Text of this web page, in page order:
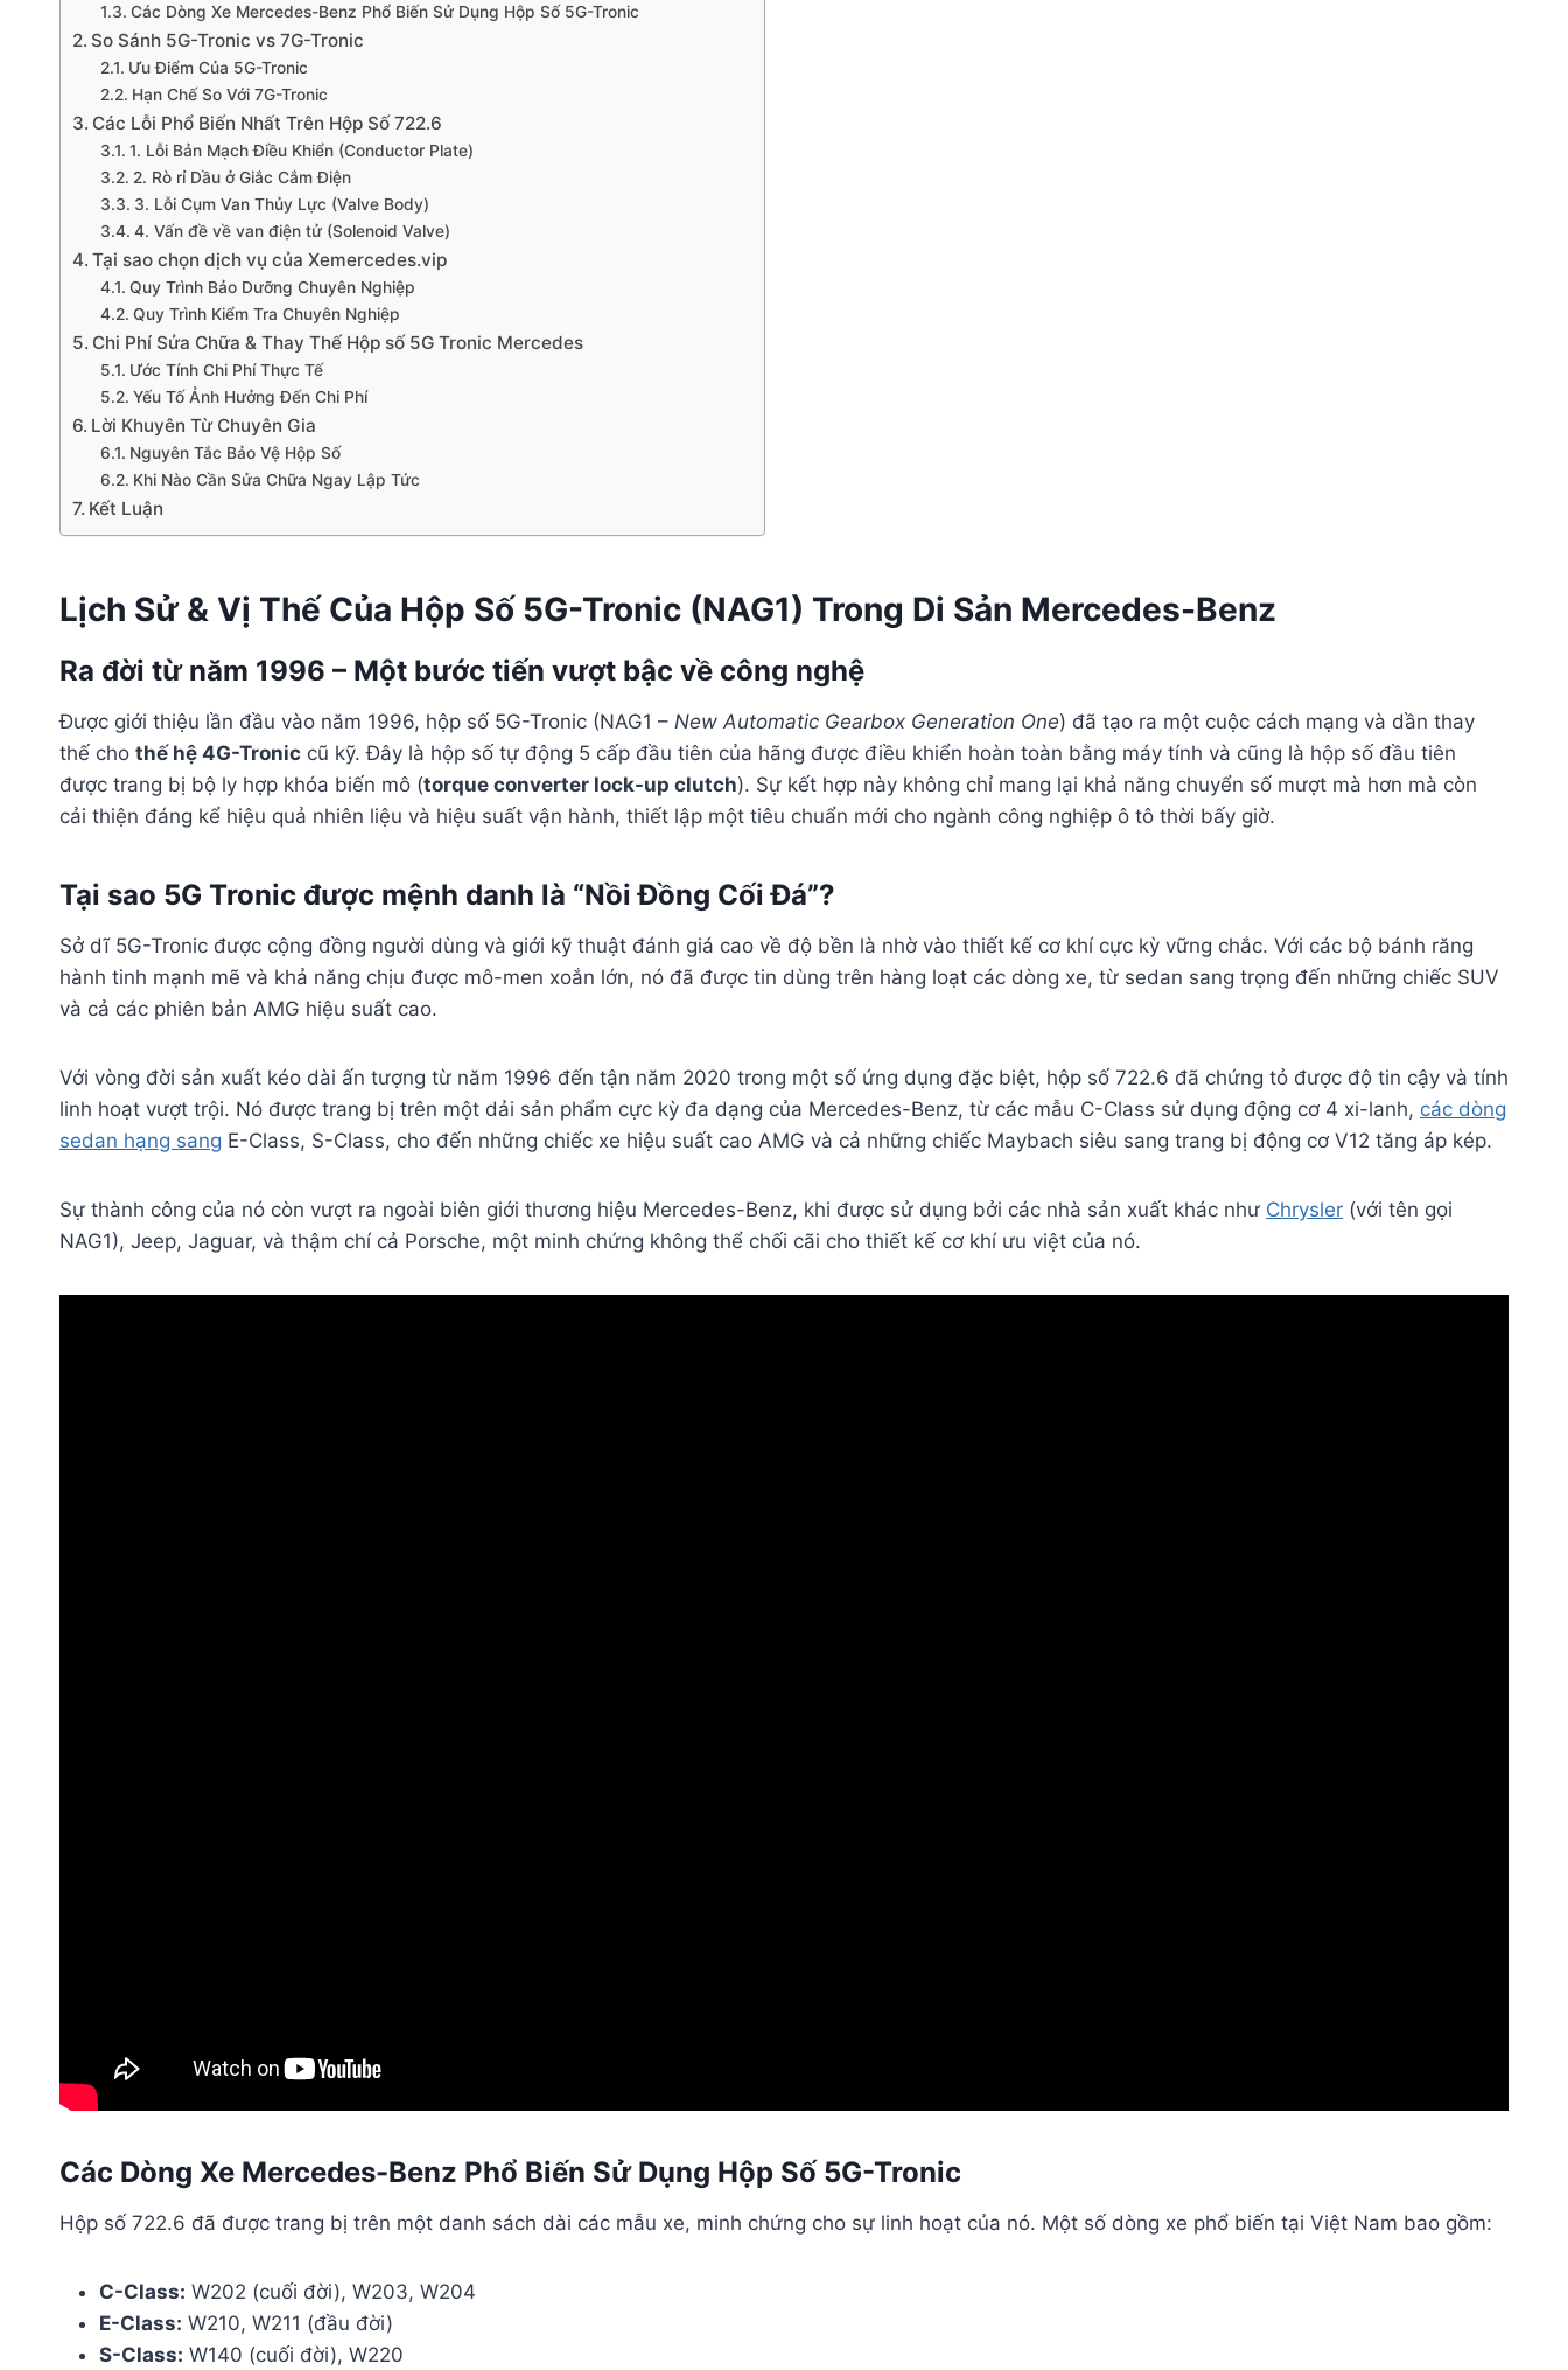
Các Dòng Xe Mercedes-Benz Phổ Biến Sử Dụng Hộp Số 5G-Tronic
So Sánh 5G-Tronic vs 7G-Tronic
Ưu Điểm Của 5G-Tronic
Hạn Chế So Với 7G-Tronic
Các Lỗi Phổ Biến Nhất Trên Hộp Số 722.6
1. Lỗi Bản Mạch Điều Khiển (Conductor Plate)
2. Rò rỉ Dầu ở Giắc Cắm Điện
3. Lỗi Cụm Van Thủy Lực (Valve Body)
4. Vấn đề về van điện tử (Solenoid Valve)
Tại sao chọn dịch vụ của Xemercedes.vip
Quy Trình Bảo Dưỡng Chuyên Nghiệp
Quy Trình Kiểm Tra Chuyên Nghiệp
Chi Phí Sửa Chữa & Thay Thế Hộp số 5G Tronic Mercedes
Ước Tính Chi Phí Thực Tế
Yếu Tố Ảnh Hưởng Đến Chi Phí
Lời Khuyên Từ Chuyên Gia
Nguyên Tắc Bảo Vệ Hộp Số
Khi Nào Cần Sửa Chữa Ngay Lập Tức
Kết Luận
Lịch Sử & Vị Thế Của Hộp Số 5G-Tronic (NAG1) Trong Di Sản Mercedes-Benz
Ra đời từ năm 1996 – Một bước tiến vượt bậc về công nghệ
Được giới thiệu lần đầu vào năm 1996, hộp số 5G-Tronic (NAG1 – New Automatic Gearbox Generation One) đã tạo ra một cuộc cách mạng và dần thay
thế cho thế hệ 4G-Tronic cũ kỹ. Đây là hộp số tự động 5 cấp đầu tiên của hãng được điều khiển hoàn toàn bằng máy tính và cũng là hộp số đầu tiên
được trang bị bộ ly hợp khóa biến mô (torque converter lock-up clutch). Sự kết hợp này không chỉ mang lại khả năng chuyển số mượt mà hơn mà còn
cải thiện đáng kể hiệu quả nhiên liệu và hiệu suất vận hành, thiết lập một tiêu chuẩn mới cho ngành công nghiệp ô tô thời bấy giờ.
Tại sao 5G Tronic được mệnh danh là “Nồi Đồng Cối Đá”?
Sở dĩ 5G-Tronic được cộng đồng người dùng và giới kỹ thuật đánh giá cao về độ bền là nhờ vào thiết kế cơ khí cực kỳ vững chắc. Với các bộ bánh răng
hành tinh mạnh mẽ và khả năng chịu được mô-men xoắn lớn, nó đã được tin dùng trên hàng loạt các dòng xe, từ sedan sang trọng đến những chiếc SUV
và cả các phiên bản AMG hiệu suất cao.
Với vòng đời sản xuất kéo dài ấn tượng từ năm 1996 đến tận năm 2020 trong một số ứng dụng đặc biệt, hộp số 722.6 đã chứng tỏ được độ tin cậy và tính
linh hoạt vượt trội. Nó được trang bị trên một dải sản phẩm cực kỳ đa dạng của Mercedes-Benz, từ các mẫu C-Class sử dụng động cơ 4 xi-lanh, các dòng
sedan hạng sang E-Class, S-Class, cho đến những chiếc xe hiệu suất cao AMG và cả những chiếc Maybach siêu sang trang bị động cơ V12 tăng áp kép.
Sự thành công của nó còn vượt ra ngoài biên giới thương hiệu Mercedes-Benz, khi được sử dụng bởi các nhà sản xuất khác như Chrysler (với tên gọi
NAG1), Jeep, Jaguar, và thậm chí cả Porsche, một minh chứng không thể chối cãi cho thiết kế cơ khí ưu việt của nó.
Các Dòng Xe Mercedes-Benz Phổ Biến Sử Dụng Hộp Số 5G-Tronic
Hộp số 722.6 đã được trang bị trên một danh sách dài các mẫu xe, minh chứng cho sự linh hoạt của nó. Một số dòng xe phổ biến tại Việt Nam bao gồm:
C-Class: W202 (cuối đời), W203, W204
E-Class: W210, W211 (đầu đời)
S-Class: W140 (cuối đời), W220